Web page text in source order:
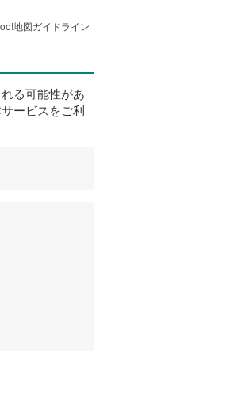
地図ガイドライン
る可能性があ
ービスをご利